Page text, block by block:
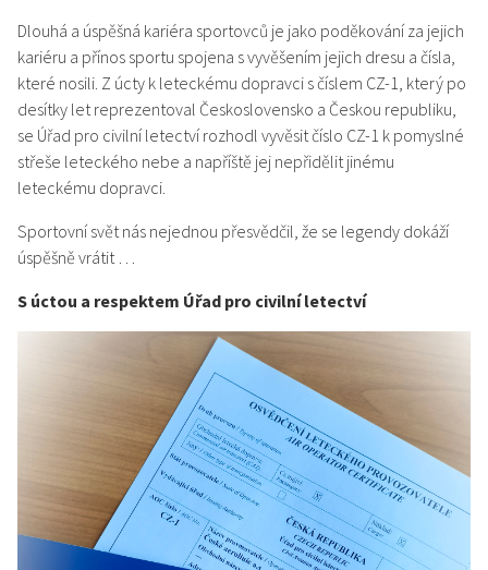
Dlouhá a úspěšná kariéra sportovců je jako poděkování za jejich
kariéru a přínos sportu spojena s vyvěšením jejich dresu a čísla,
které nosili. Z úcty k leteckému dopravci s číslem CZ-1, který po
desítky let reprezentoval Československo a Českou republiku,
se Úřad pro civilní letectví rozhodl vyvěsit číslo CZ-1 k pomyslné
střeše leteckého nebe a napříště jej nepřidělit jinému
leteckému dopravci.
Sportovní svět nás nejednou přesvědčil, že se legendy dokáží
úspěšně vrátit …
S úctou a respektem Úřad pro civilní letectví